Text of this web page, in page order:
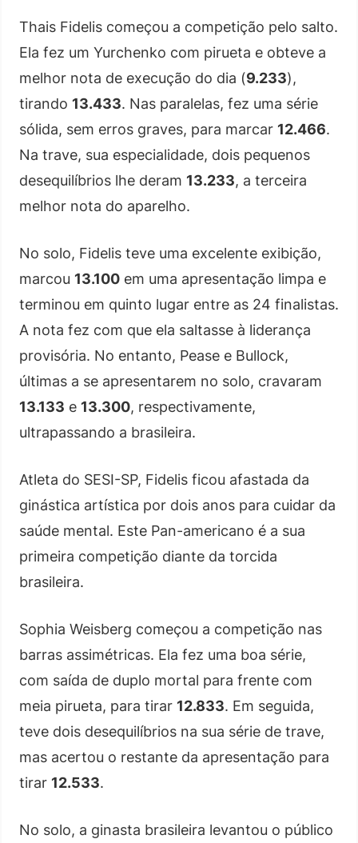
Thais Fidelis começou a competição pelo salto.
Ela fez um Yurchenko com pirueta e obteve a
melhor nota de execução do dia (9.233),
tirando 13.433. Nas paralelas, fez uma série
sólida, sem erros graves, para marcar 12.466.
Na trave, sua especialidade, dois pequenos
desequilíbrios lhe deram 13.233, a terceira
melhor nota do aparelho.
No solo, Fidelis teve uma excelente exibição,
marcou 13.100 em uma apresentação limpa e
terminou em quinto lugar entre as 24 finalistas.
A nota fez com que ela saltasse à liderança
provisória. No entanto, Pease e Bullock,
últimas a se apresentarem no solo, cravaram
13.133 e 13.300, respectivamente,
ultrapassando a brasileira.
Atleta do SESI-SP, Fidelis ficou afastada da
ginástica artística por dois anos para cuidar da
saúde mental. Este Pan-americano é a sua
primeira competição diante da torcida
brasileira.
Sophia Weisberg começou a competição nas
barras assimétricas. Ela fez uma boa série,
com saída de duplo mortal para frente com
meia pirueta, para tirar 12.833. Em seguida,
teve dois desequilíbrios na sua série de trave,
mas acertou o restante da apresentação para
tirar 12.533.
No solo, a ginasta brasileira levantou o público